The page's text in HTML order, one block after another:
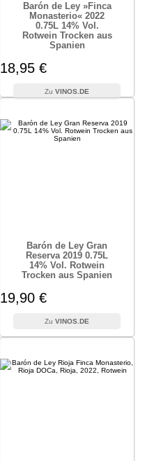
Barón de Ley »Finca
Monasterio« 2022
0.75L 14% Vol.
Rotwein Trocken aus
Spanien
18,95 €
VINOS.DE
Barón de Ley Gran
Reserva 2019 0.75L
14% Vol. Rotwein
Trocken aus Spanien
19,90 €
VINOS.DE